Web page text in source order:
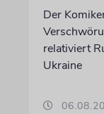
Der
relativiert
Ukraine